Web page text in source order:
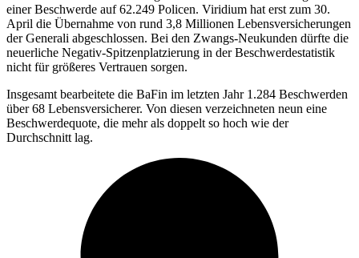
einer Beschwerde auf 62.249 Policen. Viridium hat erst zum 30.
April die Übernahme von rund 3,8 Millionen Lebensversicherungen
der Generali abgeschlossen. Bei den Zwangs-Neukunden dürfte die
neuerliche Negativ-Spitzenplatzierung in der Beschwerdestatistik
nicht für größeres Vertrauen sorgen.
Insgesamt bearbeitete die BaFin im letzten Jahr 1.284 Beschwerden
über 68 Lebensversicherer. Von diesen verzeichneten neun eine
Beschwerdequote, die mehr als doppelt so hoch wie der
Durchschnitt lag.